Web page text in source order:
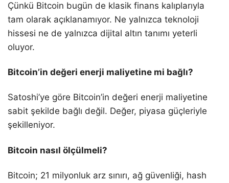
Çünkü Bitcoin bugün de klasik finans kalıplarıyla
tam olarak açıklanamıyor. Ne yalnızca teknoloji
hissesi ne de yalnızca dijital altın tanımı yeterli
oluyor.
Bitcoin’in değeri enerji maliyetine mi bağlı?
Satoshi’ye göre Bitcoin’in değeri enerji maliyetine
sabit şekilde bağlı değil. Değer, piyasa güçleriyle
şekilleniyor.
Bitcoin nasıl ölçülmeli?
Bitcoin; 21 milyonluk arz sınırı, ağ güvenliği, hash